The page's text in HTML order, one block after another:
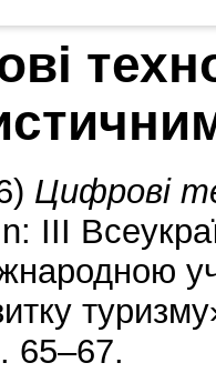
Цифрові
III
65–67.